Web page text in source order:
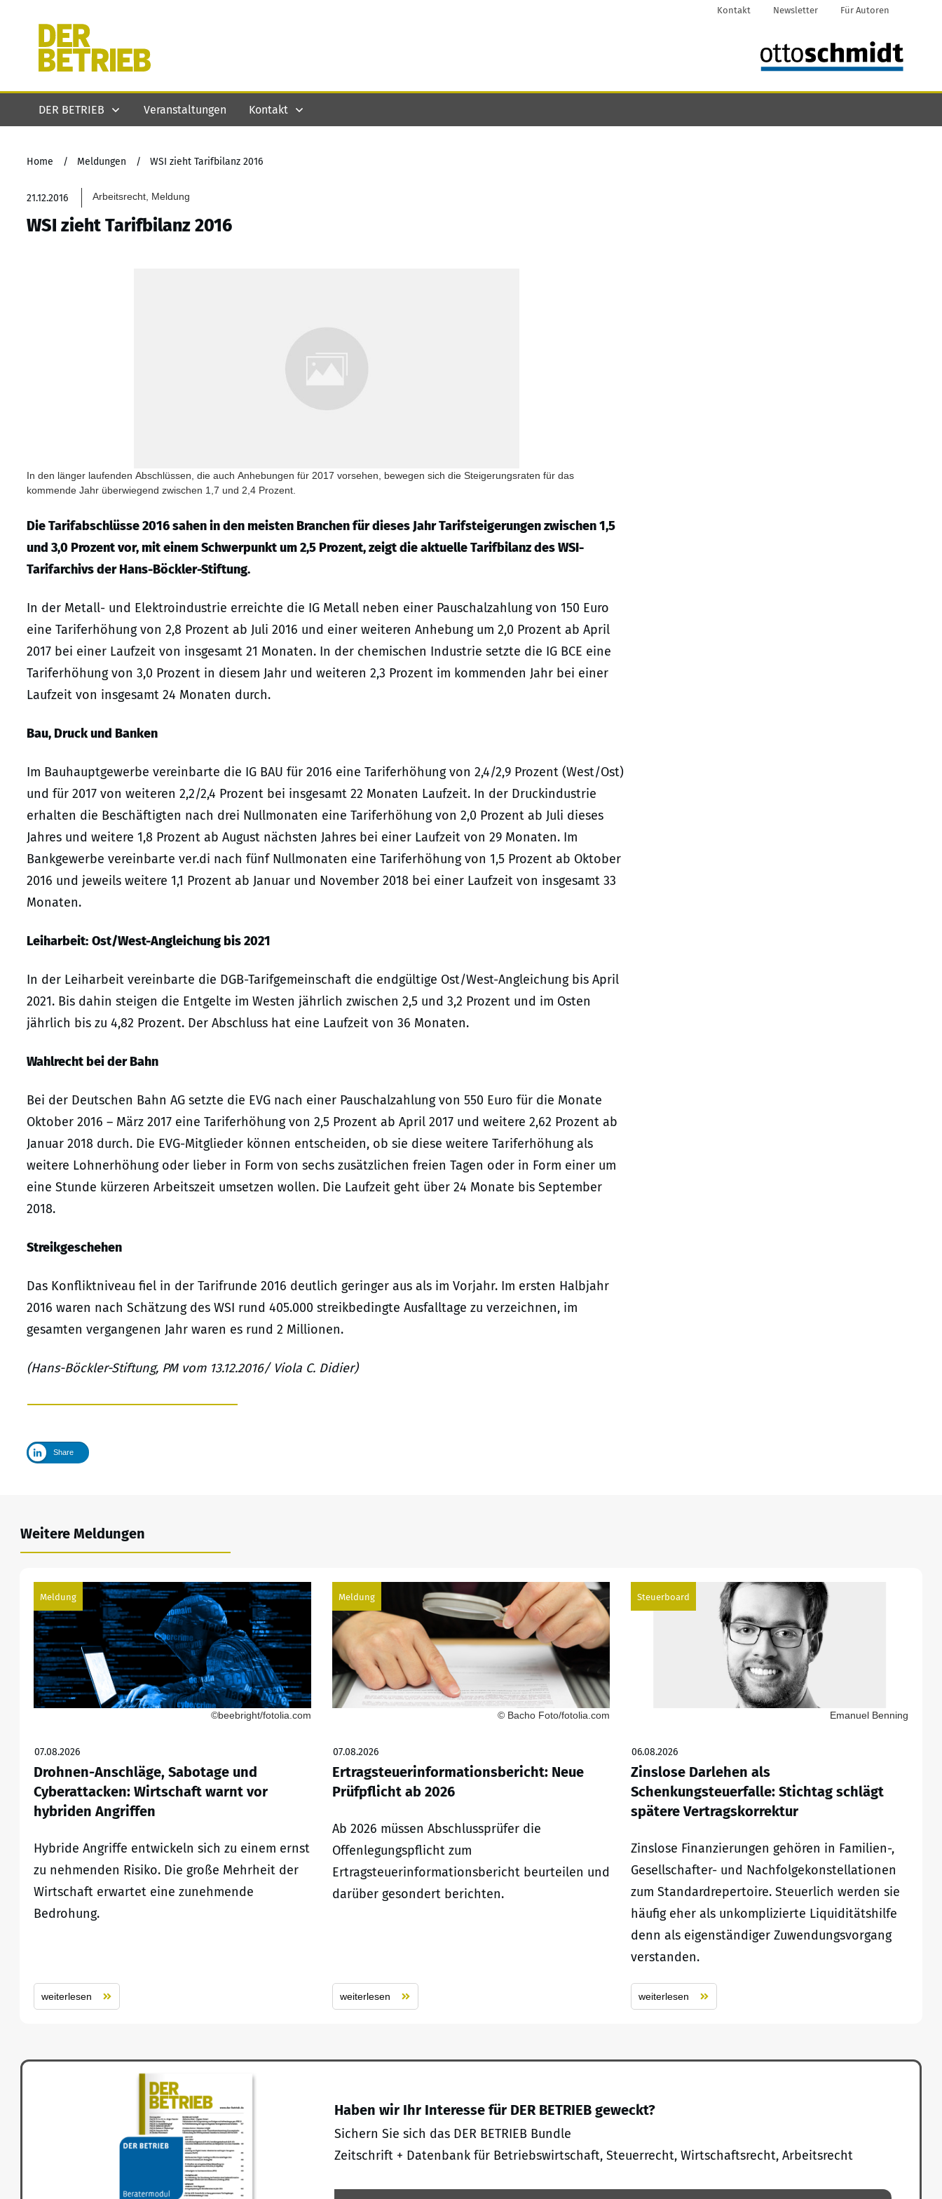
Kontakt Newsletter Für Autoren
DER BETRIEB Veranstaltungen Kontakt
Home / Meldungen / WSI zieht Tarifbilanz 2016
21.12.2016 Arbeitsrecht, Meldung
WSI zieht Tarifbilanz 2016
In den länger laufenden Abschlüssen, die auch Anhebungen für 2017 vorsehen, bewegen sich die Steigerungsraten für das
kommende Jahr überwiegend zwischen 1,7 und 2,4 Prozent.
Die Tarifabschlüsse 2016 sahen in den meisten Branchen für dieses Jahr Tarifsteigerungen zwischen 1,5
und 3,0 Prozent vor, mit einem Schwerpunkt um 2,5 Prozent, zeigt die aktuelle Tarifbilanz des WSI-
Tarifarchivs der Hans-Böckler-Stiftung.
In der Metall- und Elektroindustrie erreichte die IG Metall neben einer Pauschalzahlung von 150 Euro
eine Tariferhöhung von 2,8 Prozent ab Juli 2016 und einer weiteren Anhebung um 2,0 Prozent ab April
2017 bei einer Laufzeit von insgesamt 21 Monaten. In der chemischen Industrie setzte die IG BCE eine
Tariferhöhung von 3,0 Prozent in diesem Jahr und weiteren 2,3 Prozent im kommenden Jahr bei einer
Laufzeit von insgesamt 24 Monaten durch.
Bau, Druck und Banken
Im Bauhauptgewerbe vereinbarte die IG BAU für 2016 eine Tariferhöhung von 2,4/2,9 Prozent (West/Ost)
und für 2017 von weiteren 2,2/2,4 Prozent bei insgesamt 22 Monaten Laufzeit. In der Druckindustrie
erhalten die Beschäftigten nach drei Nullmonaten eine Tariferhöhung von 2,0 Prozent ab Juli dieses
Jahres und weitere 1,8 Prozent ab August nächsten Jahres bei einer Laufzeit von 29 Monaten. Im
Bankgewerbe vereinbarte ver.di nach fünf Nullmonaten eine Tariferhöhung von 1,5 Prozent ab Oktober
2016 und jeweils weitere 1,1 Prozent ab Januar und November 2018 bei einer Laufzeit von insgesamt 33
Monaten.
Leiharbeit: Ost/West-Angleichung bis 2021
In der Leiharbeit vereinbarte die DGB-Tarifgemeinschaft die endgültige Ost/West-Angleichung bis April
2021. Bis dahin steigen die Entgelte im Westen jährlich zwischen 2,5 und 3,2 Prozent und im Osten
jährlich bis zu 4,82 Prozent. Der Abschluss hat eine Laufzeit von 36 Monaten.
Wahlrecht bei der Bahn
Bei der Deutschen Bahn AG setzte die EVG nach einer Pauschalzahlung von 550 Euro für die Monate
Oktober 2016 – März 2017 eine Tariferhöhung von 2,5 Prozent ab April 2017 und weitere 2,62 Prozent ab
Januar 2018 durch. Die EVG-Mitglieder können entscheiden, ob sie diese weitere Tariferhöhung als
weitere Lohnerhöhung oder lieber in Form von sechs zusätzlichen freien Tagen oder in Form einer um
eine Stunde kürzeren Arbeitszeit umsetzen wollen. Die Laufzeit geht über 24 Monate bis September
2018.
Streikgeschehen
Das Konfliktniveau fiel in der Tarifrunde 2016 deutlich geringer aus als im Vorjahr. Im ersten Halbjahr
2016 waren nach Schätzung des WSI rund 405.000 streikbedingte Ausfalltage zu verzeichnen, im
gesamten vergangenen Jahr waren es rund 2 Millionen.
(Hans-Böckler-Stiftung, PM vom 13.12.2016/ Viola C. Didier)
Share
Weitere Meldungen
Meldung
©beebright/fotolia.com
07.08.2026
Drohnen-Anschläge, Sabotage und
Cyberattacken: Wirtschaft warnt vor
hybriden Angriffen
Hybride Angriffe entwickeln sich zu einem ernst
zu nehmenden Risiko. Die große Mehrheit der
Wirtschaft erwartet eine zunehmende
Bedrohung.
weiterlesen
Meldung
© Bacho Foto/fotolia.com
07.08.2026
Ertragsteuerinformationsbericht: Neue
Prüfpflicht ab 2026
Ab 2026 müssen Abschlussprüfer die
Offenlegungspflicht zum
Ertragsteuerinformationsbericht beurteilen und
darüber gesondert berichten.
weiterlesen
Steuerboard
Emanuel Benning
06.08.2026
Zinslose Darlehen als
Schenkungsteuerfalle: Stichtag schlägt
spätere Vertragskorrektur
Zinslose Finanzierungen gehören in Familien-,
Gesellschafter- und Nachfolgekonstellationen
zum Standardrepertoire. Steuerlich werden sie
häufig eher als unkomplizierte Liquiditätshilfe
denn als eigenständiger Zuwendungsvorgang
verstanden.
weiterlesen
Haben wir Ihr Interesse für DER BETRIEB geweckt?
Sichern Sie sich das DER BETRIEB Bundle
Zeitschrift + Datenbank für Betriebswirtschaft, Steuerrecht, Wirtschaftsrecht, Arbeitsrecht